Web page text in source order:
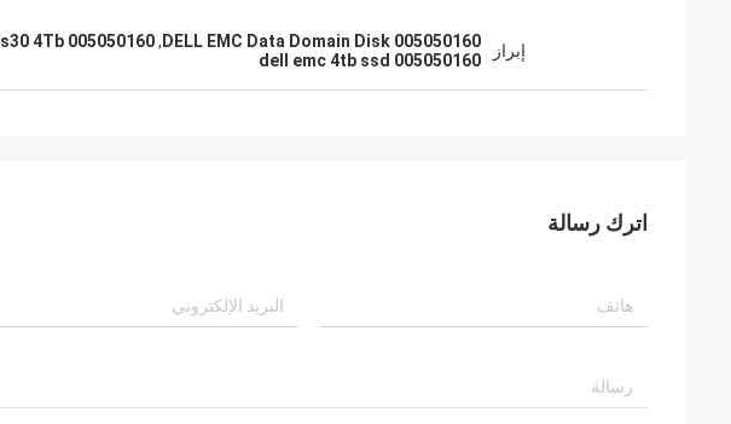
إبراز 005050160 DELL EMC Data Domain Disk
,
005050160 DELL EMC Data Domain es30 4Tb
005050160 dell emc 4tb ssd
اترك رسالة